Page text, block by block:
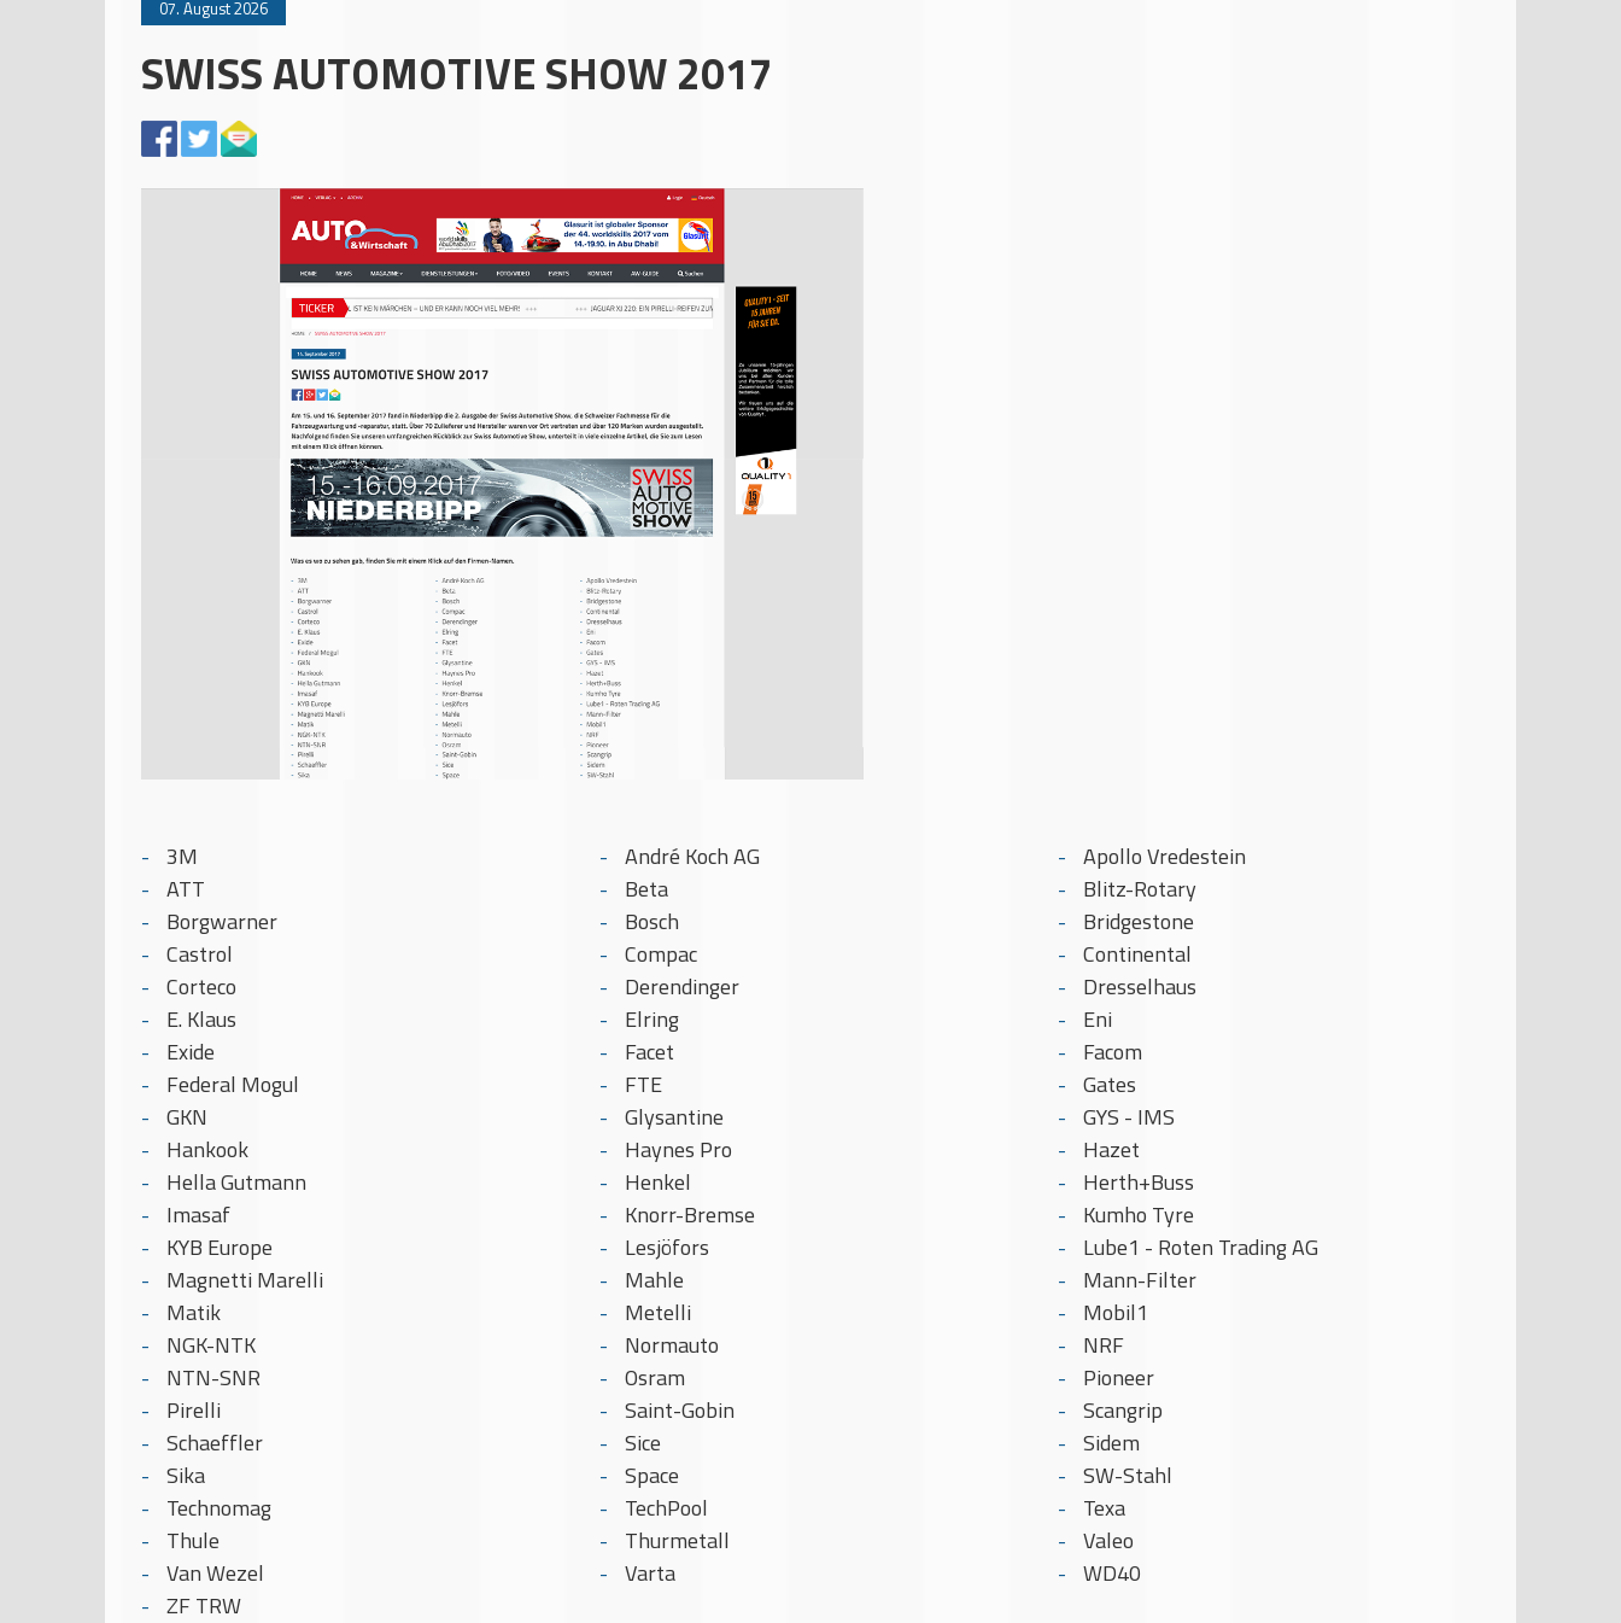
07. August 2026
SWISS AUTOMOTIVE SHOW 2017
3M André Koch AG
Apollo Vredestein
ATT
Beta
Blitz-Rotary
Borgwarner
Bosch
Bridgestone
Castrol
Compac
Continental
Corteco
Derendinger
Dresselhaus
E. Klaus
Elring
Eni
Exide
Facet
Facom
Federal Mogul
FTE
Gates
GKN
Glysantine
GYS - IMS
Hankook
Haynes Pro
Hazet
Hella Gutmann
Henkel
Herth+Buss
Imasaf
Knorr-Bremse
Kumho Tyre
KYB Europe
Lesjöfors
Lube1 - Roten Trading AG
Magnetti Marelli
Mahle
Mann-Filter
Matik
Metelli
Mobil1
NGK-NTK
Normauto
NRF
NTN-SNR
Osram
Pioneer
Pirelli
Saint-Gobin
Scangrip
Schaeffler
Sice
Sidem
Sika
Space
SW-Stahl
Technomag
TechPool
Texa
Thule
Thurmetall
Valeo
Van Wezel
Varta
WD40
ZF TRW